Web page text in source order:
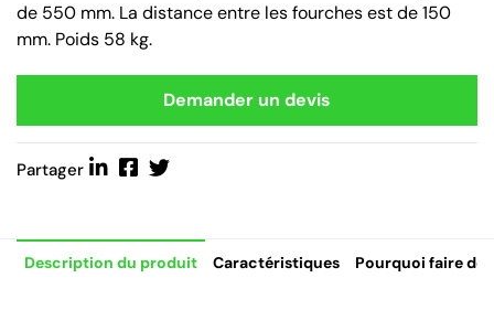
de 550 mm. La distance entre les fourches est de 150
mm. Poids 58 kg.
Demander un devis
Partager
Description du produit Caractéristiques Pourquoi faire de